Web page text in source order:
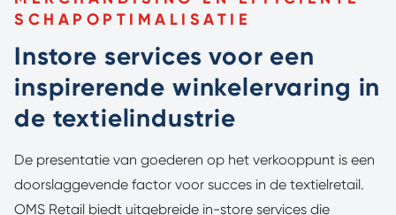
SCHAPOPTIMALISATIE
Instore services voor een
inspirerende winkelervaring in
de textielindustrie
De presentatie van goederen op het verkooppunt is een
doorslaggevende factor voor succes in de textielretail.
OMS Retail biedt uitgebreide in-store services die